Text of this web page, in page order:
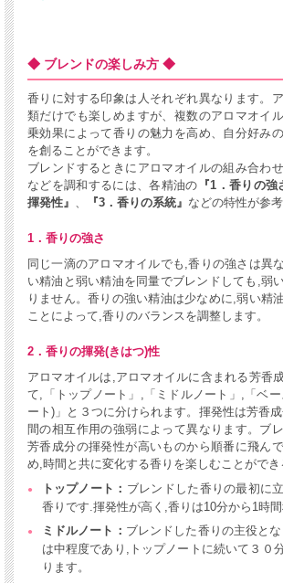
◆ ブレンドの楽しみ方 ◆
香りに対する印象は人それぞれ異なります。
類だけでも楽しめますが、複数のアロマオイ
乗効果によって香りの魅力を高め、自分好み
を創ることができます。
ブレンドするときにアロマオイルの組み合わ
などを調和するには、各精油の 『1．香りの強
揮発性』 、 『3．香りの系統』 などの特性が参
1．香りの強さ
同じ一滴のアロマオイルでも,香りの強さは異
い精油と弱い精油を同量でブレンドしても,弱
りません。香りの強い精油は少なめに,弱い精
ことによって,香りのバランスを調整します。
2．香りの揮発(きはつ)性
アロマオイルは,アロマオイルに含まれる芳香
て,「トップノート」,「ミドルノート」,「ベ
ート)」と３つに分けられます。揮発性は芳香
間の相互作用の強弱によって異なります。ブ
芳香成分の揮発性が高いものから順番に飛ん
め,時間と共に変化する香りを楽しむことができ
トップノート： ブレンドした香りの最初に
香りです.揮発性が高く,香りは10分から1時間
ミドルノート： ブレンドした香りの主役と
は中程度であり,トップノートに続いて３０
ります。